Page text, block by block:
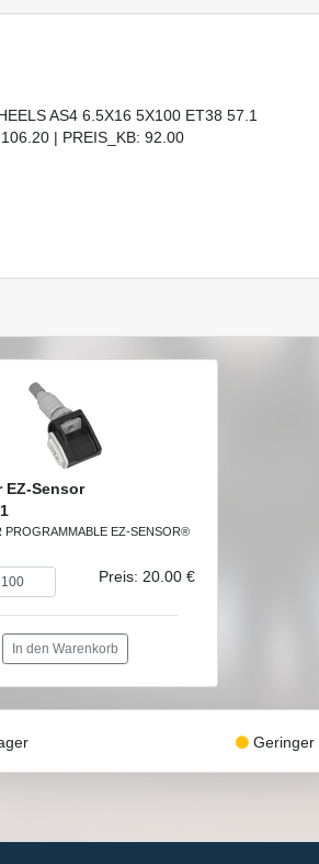
AS4 6.5X16 5X100 ET38 57.1
| PREIS_KB: 92.00
EZ-Sensor
PROGRAMMABLE EZ-SENSOR®
Preis: 20.00 €
In den Warenkorb
Geringer